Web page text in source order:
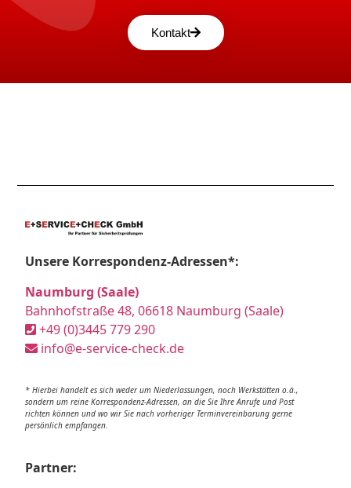
Kontakt
Unsere Korrespondenz-Adressen*:
Naumburg (Saale)
Bahnhofstraße 48, 06618 Naumburg (Saale)
+49 (0)3445 779 290
info@e-service-check.de
* Hierbei handelt es sich weder um Niederlassungen, noch Werkstätten o.ä.,
sondern um reine Korrespondenz-Adressen, an die Sie Ihre Anrufe und Post
richten können und wo wir Sie nach vorheriger Terminvereinbarung gerne
persönlich empfangen.
Partner: